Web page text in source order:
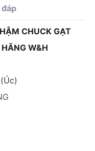
đáp
CHUCK GẠT
W&H